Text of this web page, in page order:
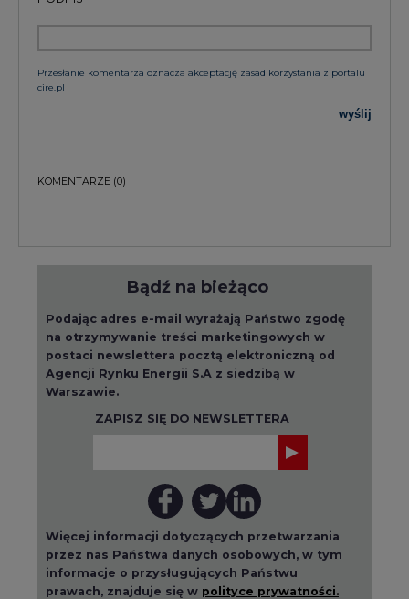
Przesłanie komentarza oznacza akceptację zasad korzystania z portalu
cire.pl
wyślij
KOMENTARZE (0)
Bądź na bieżąco
Podając adres e-mail wyrażają Państwo zgodę
na otrzymywanie treści marketingowych w
postaci newslettera pocztą elektroniczną od
Agencji Rynku Energii S.A z siedzibą w
Warszawie.
ZAPISZ SIĘ DO NEWSLETTERA
Więcej informacji dotyczących przetwarzania
przez nas Państwa danych osobowych, w tym
informacje o przysługujących Państwu
prawach, znajduje się w polityce prywatności.